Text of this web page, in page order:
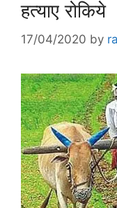
हत्याए रोकिये
17/04/2020 by